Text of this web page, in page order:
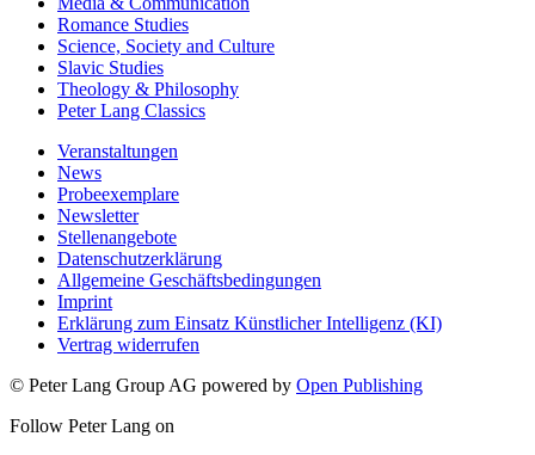
Romance Studies
Science, Society and Culture
Slavic Studies
Theology & Philosophy
Peter Lang Classics
Veranstaltungen
News
Probeexemplare
Newsletter
Stellenangebote
Datenschutzerklärung
Allgemeine Geschäftsbedingungen
Imprint
Erklärung zum Einsatz Künstlicher Intelligenz (KI)
Vertrag widerrufen
© Peter Lang Group AG powered by Open Publishing
Follow Peter Lang on